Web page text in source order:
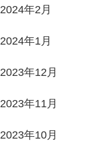
2024年2月
2024年1月
2023年12月
2023年11月
2023年10月